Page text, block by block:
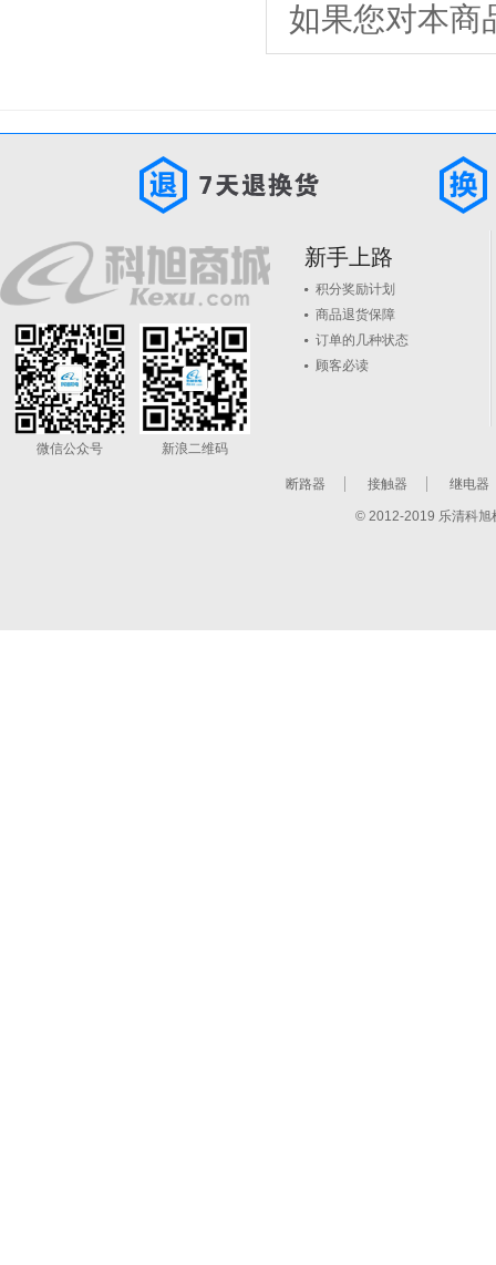
如果您对本商
微信公众号 新浪二维码
新手上路
积分奖励计划
商品退货保障
订单的几种状态
顾客必读
断路器 接触器 继电器
© 2012-2019 乐清科旭